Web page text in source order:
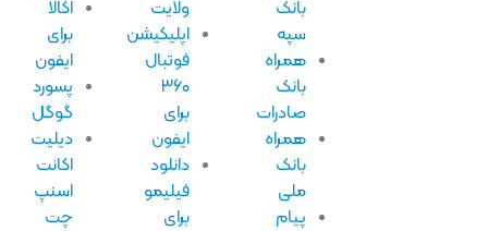
همراه
صادرات
همراه
پیام
ولایت
اپلیکیشن
فوتبال
ایفون
دانلود
فیلیمو
اکالا
ایفون
پسورد
گوگل
دیلیت
اکانت
اسنپ